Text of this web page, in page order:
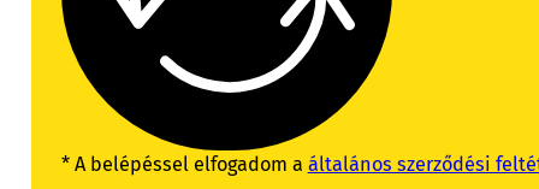
* A belépéssel elfogadom a általános szerződési